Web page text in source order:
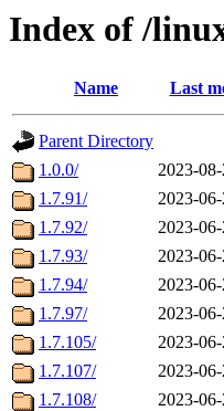
Index of /
Name Last
Parent Directory
1.0.0/
2023-
1.7.91/
2023-
1.7.92/
2023-
1.7.93/
2023-
1.7.94/
2023-
1.7.97/
2023-
1.7.105/
2023-
1.7.107/
2023-
1.7.108/
2023-